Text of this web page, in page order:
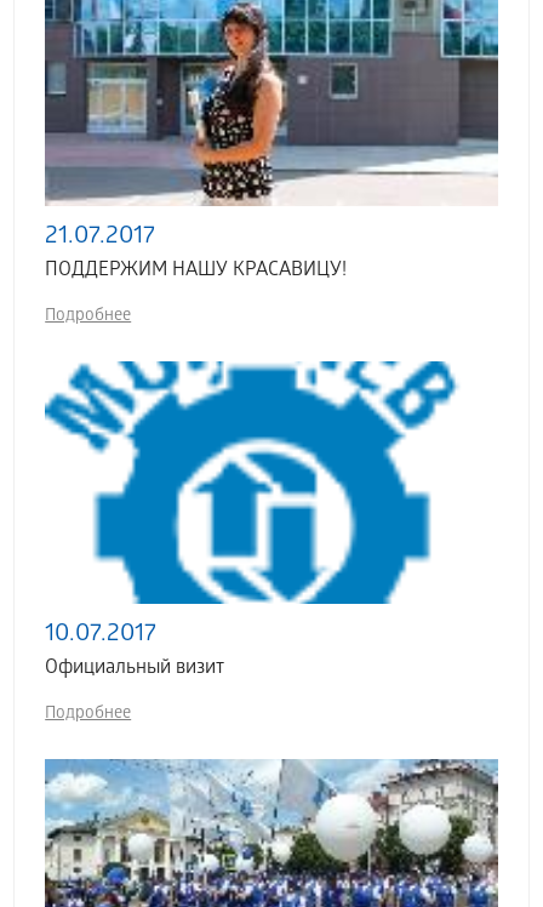
21.07.2017
ПОДДЕРЖИМ НАШУ КРАСАВИЦУ!
Подробнее
10.07.2017
Официальный визит
Подробнее